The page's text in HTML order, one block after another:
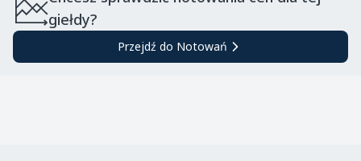
giełdy?
Przejdź do Notowań